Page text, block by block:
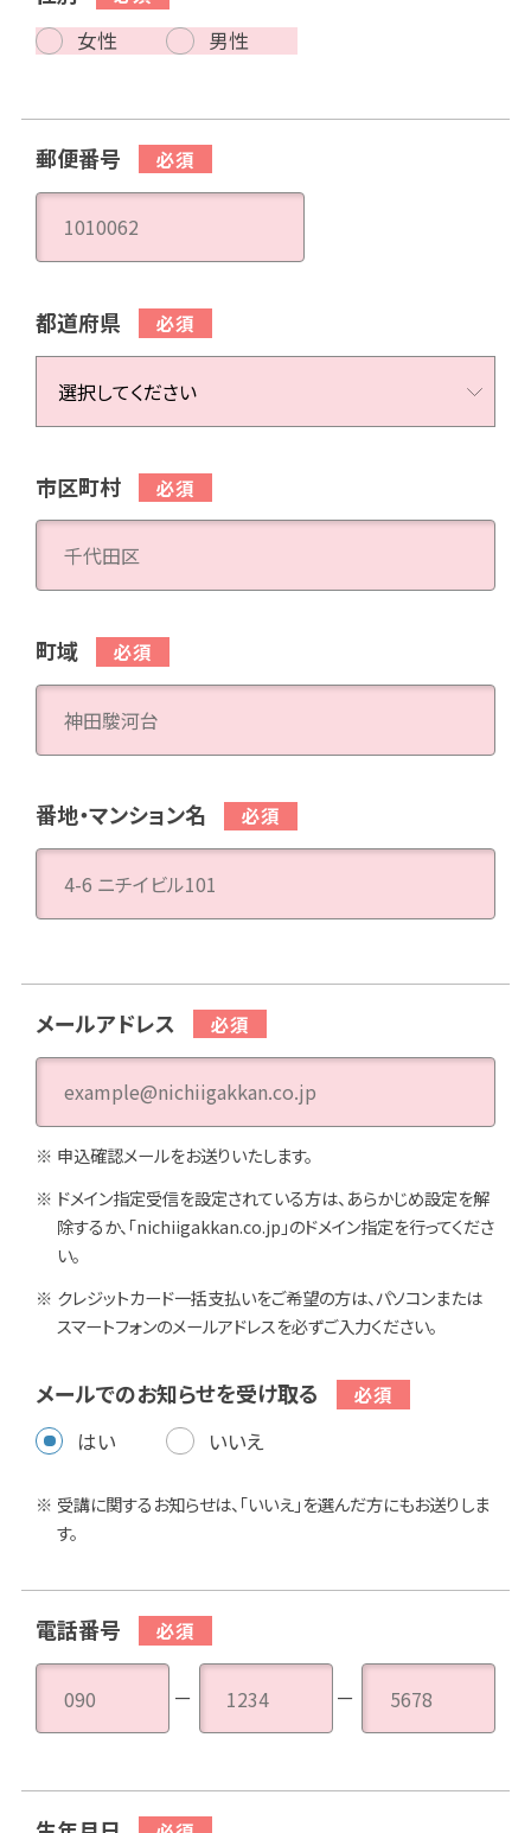
女性 男性
郵便番号
都道府県
市区町村
町域
番地・マンション名
メールアドレス
申込確認メールをお送りいたします。
ドメイン指定受信を設定されている方は、あらかじめ設定を解
除するか、「nichiigakkan.co.jp」のドメイン指定を行ってくださ
い。
クレジットカード一括支払いをご希望の方は、パソコンまたは
スマートフォンのメールアドレスを必ずご入力ください。
メールでのお知らせを受け取る
はい いいえ
受講に関するお知らせは、「いいえ」を選んだ方にもお送りしま
す。
電話番号
－ －